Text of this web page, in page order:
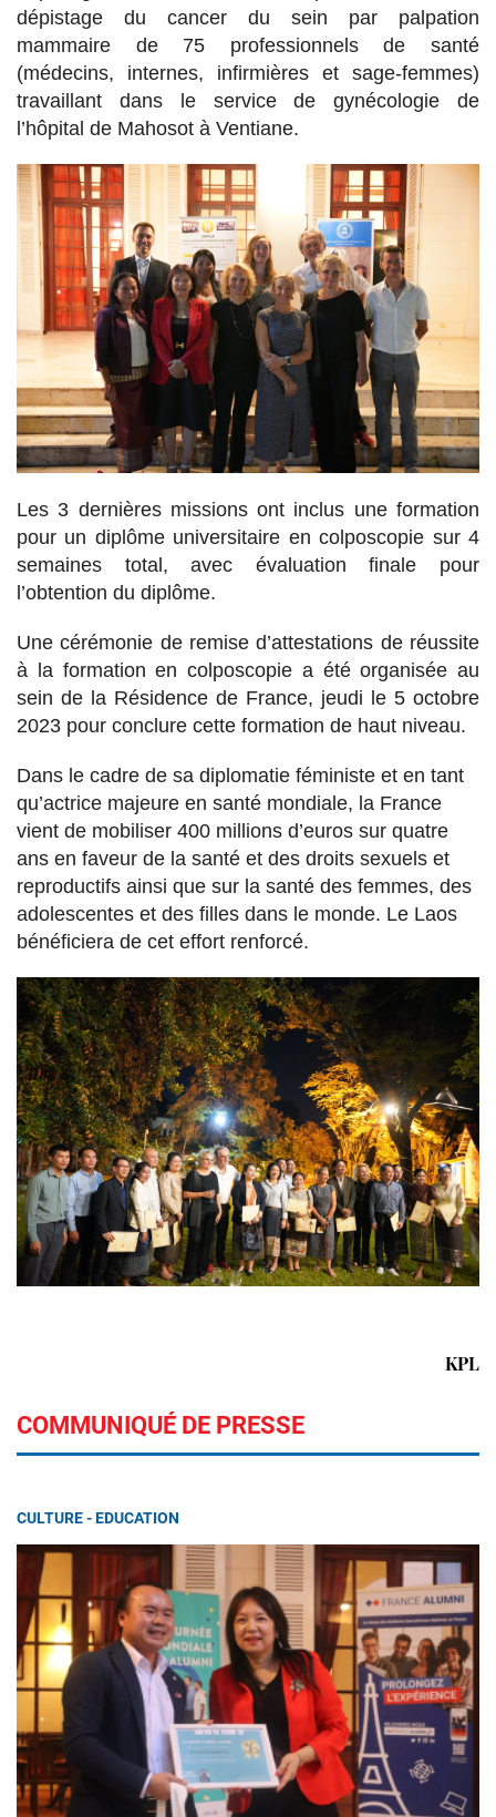
dépistage du cancer du sein par palpation
mammaire de 75 professionnels de santé
(médecins, internes, infirmières et sage-femmes)
travaillant dans le service de gynécologie de
l’hôpital de Mahosot à Ventiane.
Les 3 dernières missions ont inclus une formation
pour un diplôme universitaire en colposcopie sur 4
semaines total, avec évaluation finale pour
l’obtention du diplôme.
Une cérémonie de remise d’attestations de réussite
à la formation en colposcopie a été organisée au
sein de la Résidence de France, jeudi le 5 octobre
2023 pour conclure cette formation de haut niveau.
Dans le cadre de sa diplomatie féministe et en tant
qu’actrice majeure en santé mondiale, la France
vient de mobiliser 400 millions d’euros sur quatre
ans en faveur de la santé et des droits sexuels et
reproductifs ainsi que sur la santé des femmes, des
adolescentes et des filles dans le monde. Le Laos
bénéficiera de cet effort renforcé.
KPL
COMMUNIQUÉ DE PRESSE
CULTURE - EDUCATION